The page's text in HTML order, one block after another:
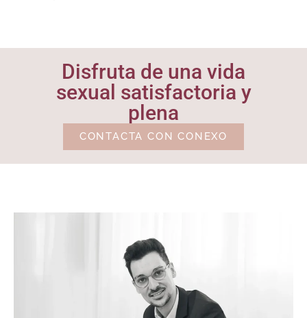
Disfruta de una vida
sexual satisfactoria y
plena
CONTACTA CON CONEXO